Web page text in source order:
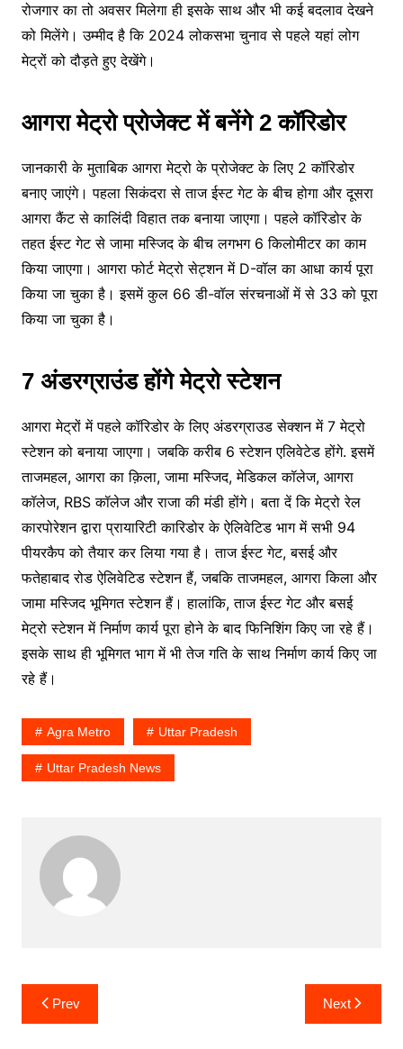
रोजगार का तो अवसर मिलेगा ही इसके साथ और भी कई बदलाव देखने
को मिलेंगे। उम्मीद है कि 2024 लोकसभा चुनाव से पहले यहां लोग
मेट्रों को दौड़ते हुए देखेंगे।
आगरा मेट्रो प्रोजेक्ट में बनेंगे 2 कॉरिडोर
जानकारी के मुताबिक आगरा मेट्रो के प्रोजेक्ट के लिए 2 कॉरिडोर
बनाए जाएंगे। पहला सिकंदरा से ताज ईस्ट गेट के बीच होगा और दूसरा
आगरा कैंट से कालिंदी विहात तक बनाया जाएगा। पहले कॉरिडोर के
तहत ईस्ट गेट से जामा मस्जिद के बीच लगभग 6 किलोमीटर का काम
किया जाएगा। आगरा फोर्ट मेट्रो सेट्शन में D-वॉल का आधा कार्य पूरा
किया जा चुका है। इसमें कुल 66 डी-वॉल संरचनाओं में से 33 को पूरा
किया जा चुका है।
7 अंडरग्राउंड होंगे मेट्रो स्टेशन
आगरा मेट्रों में पहले कॉरिडोर के लिए अंडरग्राउड सेक्शन में 7 मेट्रो
स्टेशन को बनाया जाएगा। जबकि करीब 6 स्टेशन एलिवेटेड होंगे. इसमें
ताजमहल, आगरा का क़िला, जामा मस्जिद, मेडिकल कॉलेज, आगरा
कॉलेज, RBS कॉलेज और राजा की मंडी होंगे। बता दें कि मेट्रो रेल
कारपोरेशन द्वारा प्रायारिटी कारिडोर के ऐलिवेटिड भाग में सभी 94
पीयरकैप को तैयार कर लिया गया है। ताज ईस्ट गेट, बसई और
फतेहाबाद रोड ऐलिवेटिड स्टेशन हैं, जबकि ताजमहल, आगरा किला और
जामा मस्जिद भूमिगत स्टेशन हैं। हालांकि, ताज ईस्ट गेट और बसई
मेट्रो स्टेशन में निर्माण कार्य पूरा होने के बाद फिनिशिंग किए जा रहे हैं।
इसके साथ ही भूमिगत भाग में भी तेज गति के साथ निर्माण कार्य किए जा
रहे हैं।
Agra Metro Uttar Pradesh
Uttar Pradesh News
Post
navigation
Prev Next